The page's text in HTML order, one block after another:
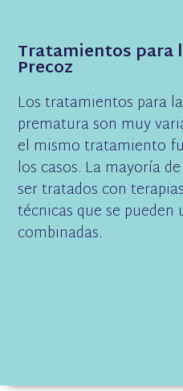
Tratamientos para
Precoz
Los tratamientos para
prematura son muy
el mismo tratamiento
los casos. La mayoría
ser tratados con
técnicas que se pueden
combinadas.